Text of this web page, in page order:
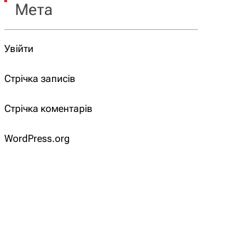
Мета
Увійти
Стрічка записів
Стрічка коментарів
WordPress.org